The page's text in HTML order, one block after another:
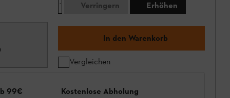
Verringern
Erhöhen
In den Warenkorb
Vergleichen
99€ Kostenlose Abholung